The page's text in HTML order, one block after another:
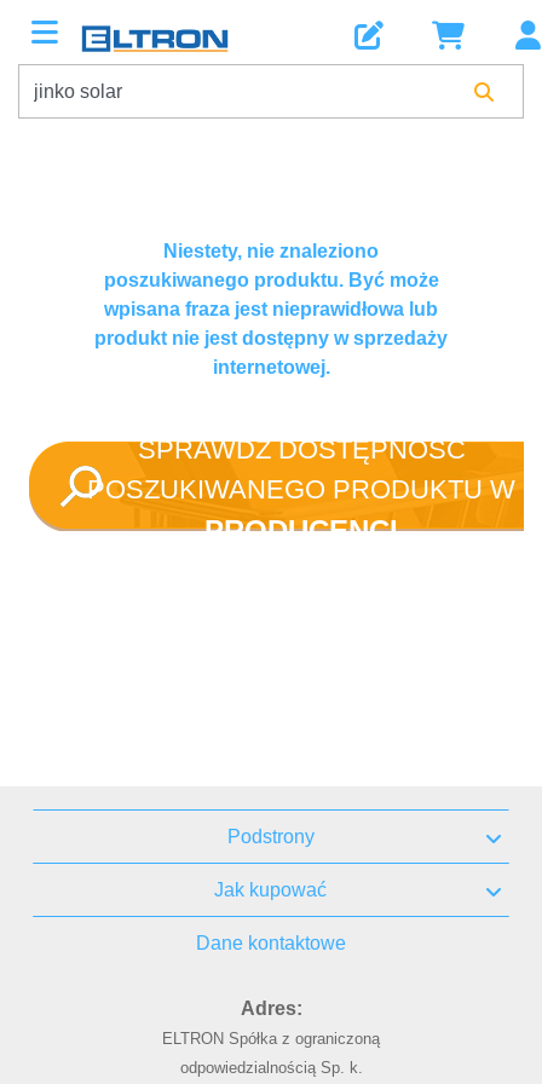
Niestety, nie znaleziono
poszukiwanego produktu. Być może
wpisana fraza jest nieprawidłowa lub
produkt nie jest dostępny w sprzedaży
internetowej.
SPRAWDŹ DOSTĘPNOŚĆ
POSZUKIWANEGO PRODUKTU W
PRODUCENCI
Podstrony
Jak kupować
Dane kontaktowe
Adres:
ELTRON Spółka z ograniczoną
odpowiedzialnością Sp. k.